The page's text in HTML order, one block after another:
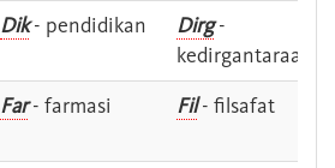
Dik- pendidikan Dirg-
kedirgantaraan
Far- farmasi Fil- filsafat